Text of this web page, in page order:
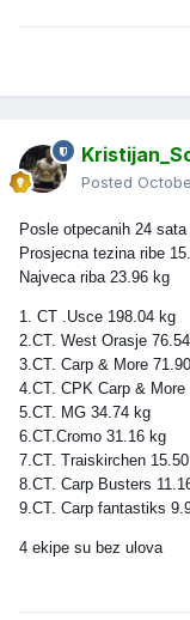
Posted
Posle otpecanih 24
Prosjecna tezina ribe
Najveca riba 23.96 kg
1. CT .Usce 198.04 kg
2.CT. West Orasje
3.CT. Carp & More
4.CT. CPK Carp &
5.CT. MG 34.74 kg
6.CT.Cromo 31.16 kg
7.CT. Traiskirchen
8.CT. Carp Busters
9.CT. Carp fantastiks
4 ekipe su bez ulova